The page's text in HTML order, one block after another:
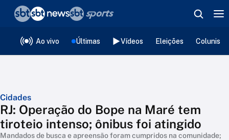
Ao vivo Últimas Vídeos Eleições
Cidades
RJ: Operação do Bope na Maré tem
tiroteio intenso; ônibus foi atingido
Mandados de busca e apreensão foram cumpridos na comunidade;
❮voltar
Editorias